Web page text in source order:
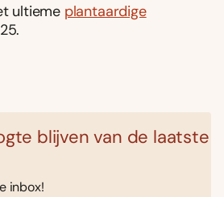
ultieme plantaardige
blijven van de laatste
inbox!